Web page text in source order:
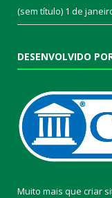
(sem título) 1 de
DESENVOLVIDO
Muito mais que criar